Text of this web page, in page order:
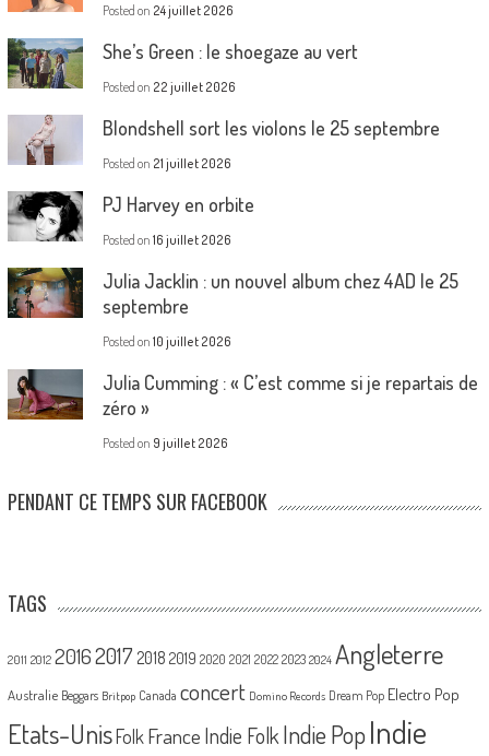
Posted on 24 juillet 2026
She’s Green : le shoegaze au vert
Posted on 22 juillet 2026
Blondshell sort les violons le 25 septembre
Posted on 21 juillet 2026
PJ Harvey en orbite
Posted on 16 juillet 2026
Julia Jacklin : un nouvel album chez 4AD le 25
septembre
Posted on 10 juillet 2026
Julia Cumming : « C’est comme si je repartais de
zéro »
Posted on 9 juillet 2026
PENDANT CE TEMPS SUR FACEBOOK
TAGS
2011 2012 20162017 2018 2019 2020 2021 2022 2023 2024 Angleterre
Australie Beggars Britpop Canada concert Domino Records Dream Pop Electro Pop
Etats-UnisFolk France Indie Folk Indie PopIndie